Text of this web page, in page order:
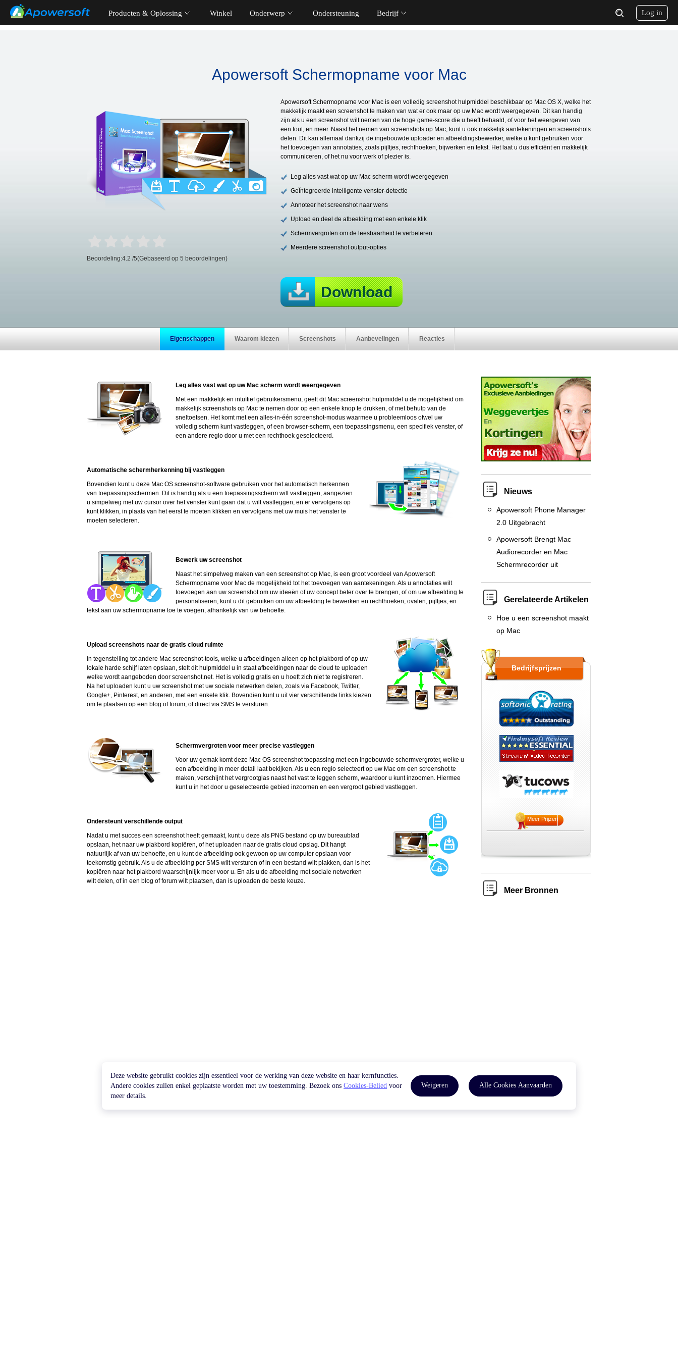
Producten & Oplossing Winkel Onderwerp Ondersteuning Bedrijf Log in
Apowersoft Schermopname voor Mac
Beoordeling:4.2 /5(Gebaseerd op 5 beoordelingen)
Apowersoft Schermopname voor Mac is een volledig screenshot hulpmiddel beschikbaar op Mac OS X, welke het
makkelijk maakt een screenshot te maken van wat er ook maar op uw Mac wordt weergegeven. Dit kan handig
zijn als u een screenshot wilt nemen van de hoge game-score die u heeft behaald, of voor het weergeven van
een fout, en meer. Naast het nemen van screenshots op Mac, kunt u ook makkelijk aantekeningen en screenshots
delen. Dit kan allemaal dankzij de ingebouwde uploader en afbeeldingsbewerker, welke u kunt gebruiken voor
het toevoegen van annotaties, zoals pijltjes, rechthoeken, bijwerken en tekst. Het laat u dus efficiënt en makkelijk
communiceren, of het nu voor werk of plezier is.
Leg alles vast wat op uw Mac scherm wordt weergegeven
GeÏntegreerde intelligente venster-detectie
Annoteer het screenshot naar wens
Upload en deel de afbeelding met een enkele klik
Schermvergroten om de leesbaarheid te verbeteren
Meerdere screenshot output-opties
Download
Eigenschappen Waarom kiezen Screenshots Aanbevelingen Reacties
Leg alles vast wat op uw Mac scherm wordt weergegeven
Met een makkelijk en intuïtief gebruikersmenu, geeft dit Mac screenshot hulpmiddel u de mogelijkheid om
makkelijk screenshots op Mac te nemen door op een enkele knop te drukken, of met behulp van de
sneltoetsen. Het komt met een alles-in-één screenshot-modus waarmee u probleemloos ofwel uw
volledig scherm kunt vastleggen, of een browser-scherm, een toepassingsmenu, een specifiek venster, of
een andere regio door u met een rechthoek geselecteerd.
Automatische schermherkenning bij vastleggen
Bovendien kunt u deze Mac OS screenshot-software gebruiken voor het automatisch herkennen
van toepassingsschermen. Dit is handig als u een toepassingsscherm wilt vastleggen, aangezien
u simpelweg met uw cursor over het venster kunt gaan dat u wilt vastleggen, en er vervolgens op
kunt klikken, in plaats van het eerst te moeten klikken en vervolgens met uw muis het venster te
moeten selecteren.
Bewerk uw screenshot
Naast het simpelweg maken van een screenshot op Mac, is een groot voordeel van Apowersoft
Schermopname voor Mac de mogelijkheid tot het toevoegen van aantekeningen. Als u annotaties wilt
toevoegen aan uw screenshot om uw ideeën of uw concept beter over te brengen, of om uw afbeelding te
personaliseren, kunt u dit gebruiken om uw afbeelding te bewerken en rechthoeken, ovalen, pijltjes, en
tekst aan uw schermopname toe te voegen, afhankelijk van uw behoefte.
Upload screenshots naar de gratis cloud ruimte
In tegenstelling tot andere Mac screenshot-tools, welke u afbeeldingen alleen op het plakbord of op uw
lokale harde schijf laten opslaan, stelt dit hulpmiddel u in staat afbeeldingen naar de cloud te uploaden
welke wordt aangeboden door screenshot.net. Het is volledig gratis en u hoeft zich niet te registreren.
Na het uploaden kunt u uw screenshot met uw sociale netwerken delen, zoals via Facebook, Twitter,
Google+, Pinterest, en anderen, met een enkele klik. Bovendien kunt u uit vier verschillende links kiezen
om te plaatsen op een blog of forum, of direct via SMS te versturen.
Schermvergroten voor meer precise vastleggen
Voor uw gemak komt deze Mac OS screenshot toepassing met een ingebouwde schermvergroter, welke u
een afbeelding in meer detail laat bekijken. Als u een regio selecteert op uw Mac om een screenshot te
maken, verschijnt het vergrootglas naast het vast te leggen scherm, waardoor u kunt inzoomen. Hiermee
kunt u in het door u geselecteerde gebied inzoomen en een vergroot gebied vastleggen.
Ondersteunt verschillende output
Nadat u met succes een screenshot heeft gemaakt, kunt u deze als PNG bestand op uw bureaublad
opslaan, het naar uw plakbord kopiëren, of het uploaden naar de gratis cloud opslag. Dit hangt
natuurlijk af van uw behoefte, en u kunt de afbeelding ook gewoon op uw computer opslaan voor
toekomstig gebruik. Als u de afbeelding per SMS wilt versturen of in een bestand wilt plakken, dan is het
kopiëren naar het plakbord waarschijnlijk meer voor u. En als u de afbeelding met sociale netwerken
wilt delen, of in een blog of forum wilt plaatsen, dan is uploaden de beste keuze.
Nieuws
Apowersoft Phone Manager
2.0 Uitgebracht
Apowersoft Brengt Mac
Audiorecorder en Mac
Schermrecorder uit
Gerelateerde Artikelen
Hoe u een screenshot maakt
op Mac
Bedrijfsprijzen
Meer Prijzen
Meer Bronnen
Deze website gebruikt cookies zijn essentieel voor de werking van deze website en haar kernfuncties.
Andere cookies zullen enkel geplaatste worden met uw toestemming. Bezoek ons Cookies-Belied voor
meer details.
Weigeren Alle Cookies Aanvaarden